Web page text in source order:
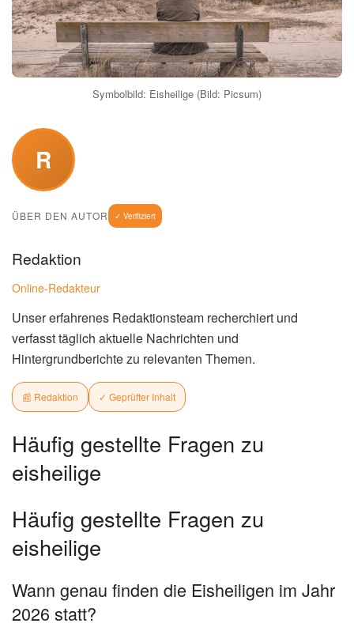
Symbolbild: Eisheilige (Bild: Picsum)
R
ÜBER DEN AUTOR ✓ Verifiziert
Redaktion
Online-Redakteur
Unser erfahrenes Redaktionsteam recherchiert und
verfasst täglich aktuelle Nachrichten und
Hintergrundberichte zu relevanten Themen.
📰 Redaktion ✓ Geprüfter Inhalt
Häufig gestellte Fragen zu
eisheilige
Häufig gestellte Fragen zu
eisheilige
Wann genau finden die Eisheiligen im Jahr
2026 statt?